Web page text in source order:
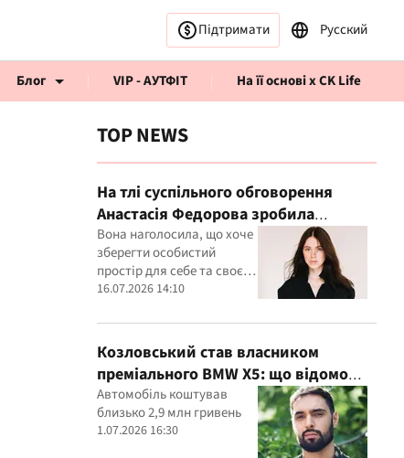
Підтримати Русский
Блог VIP - АУТФІТ На її основі x CK Life
TOP NEWS
На тлі суспільного обговорення
Анастасія Федорова зробила
публічну заяву
Вона наголосила, що хоче
зберегти особистий
простір для себе та своєї
дитини
16.07.2026 14:10
Козловський став власником
преміального BMW X5: що відомо
про покупку
Автомобіль коштував
близько 2,9 млн гривень
1.07.2026 16:30